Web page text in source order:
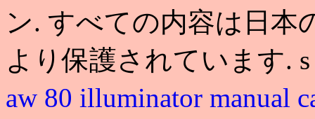
ン. すべての内容は日本
より保護されています.
aw 80 illuminator manual